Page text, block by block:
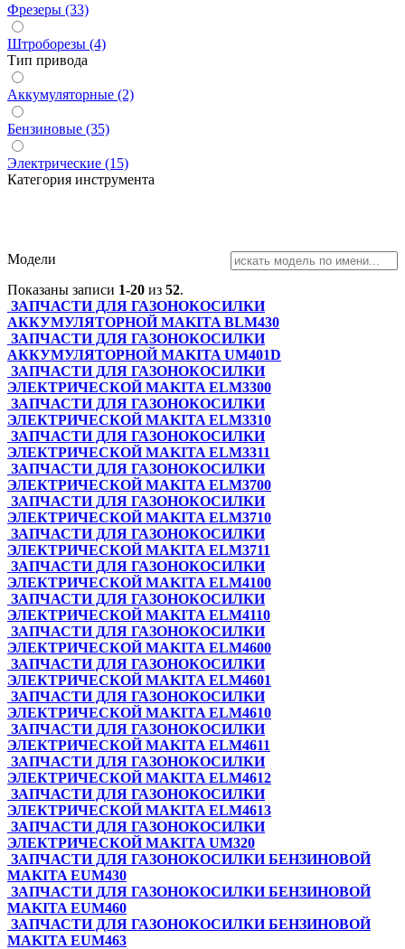
Фрезеры (33)
Штроборезы (4)
Тип привода
Аккумуляторные (2)
Бензиновые (35)
Электрические (15)
Категория инструмента
Модели
Показаны записи 1-20 из 52.
ЗАПЧАСТИ ДЛЯ ГАЗОНОКОСИЛКИ
АККУМУЛЯТОРНОЙ MAKITA BLM430
ЗАПЧАСТИ ДЛЯ ГАЗОНОКОСИЛКИ
АККУМУЛЯТОРНОЙ MAKITA UM401D
ЗАПЧАСТИ ДЛЯ ГАЗОНОКОСИЛКИ
ЭЛЕКТРИЧЕСКОЙ MAKITA ELM3300
ЗАПЧАСТИ ДЛЯ ГАЗОНОКОСИЛКИ
ЭЛЕКТРИЧЕСКОЙ MAKITA ELM3310
ЗАПЧАСТИ ДЛЯ ГАЗОНОКОСИЛКИ
ЭЛЕКТРИЧЕСКОЙ MAKITA ELM3311
ЗАПЧАСТИ ДЛЯ ГАЗОНОКОСИЛКИ
ЭЛЕКТРИЧЕСКОЙ MAKITA ELM3700
ЗАПЧАСТИ ДЛЯ ГАЗОНОКОСИЛКИ
ЭЛЕКТРИЧЕСКОЙ MAKITA ELM3710
ЗАПЧАСТИ ДЛЯ ГАЗОНОКОСИЛКИ
ЭЛЕКТРИЧЕСКОЙ MAKITA ELM3711
ЗАПЧАСТИ ДЛЯ ГАЗОНОКОСИЛКИ
ЭЛЕКТРИЧЕСКОЙ MAKITA ELM4100
ЗАПЧАСТИ ДЛЯ ГАЗОНОКОСИЛКИ
ЭЛЕКТРИЧЕСКОЙ MAKITA ELM4110
ЗАПЧАСТИ ДЛЯ ГАЗОНОКОСИЛКИ
ЭЛЕКТРИЧЕСКОЙ MAKITA ELM4600
ЗАПЧАСТИ ДЛЯ ГАЗОНОКОСИЛКИ
ЭЛЕКТРИЧЕСКОЙ MAKITA ELM4601
ЗАПЧАСТИ ДЛЯ ГАЗОНОКОСИЛКИ
ЭЛЕКТРИЧЕСКОЙ MAKITA ELM4610
ЗАПЧАСТИ ДЛЯ ГАЗОНОКОСИЛКИ
ЭЛЕКТРИЧЕСКОЙ MAKITA ELM4611
ЗАПЧАСТИ ДЛЯ ГАЗОНОКОСИЛКИ
ЭЛЕКТРИЧЕСКОЙ MAKITA ELM4612
ЗАПЧАСТИ ДЛЯ ГАЗОНОКОСИЛКИ
ЭЛЕКТРИЧЕСКОЙ MAKITA ELM4613
ЗАПЧАСТИ ДЛЯ ГАЗОНОКОСИЛКИ
ЭЛЕКТРИЧЕСКОЙ MAKITA UM320
ЗАПЧАСТИ ДЛЯ ГАЗОНОКОСИЛКИ БЕНЗИНОВОЙ
MAKITA EUM430
ЗАПЧАСТИ ДЛЯ ГАЗОНОКОСИЛКИ БЕНЗИНОВОЙ
MAKITA EUM460
ЗАПЧАСТИ ДЛЯ ГАЗОНОКОСИЛКИ БЕНЗИНОВОЙ
MAKITA EUM463